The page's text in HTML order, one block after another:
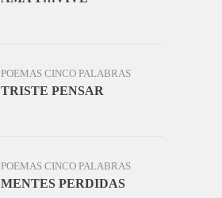
POEMAS CINCO PALABRAS
TRISTE PENSAR
POEMAS CINCO PALABRAS
MENTES PERDIDAS